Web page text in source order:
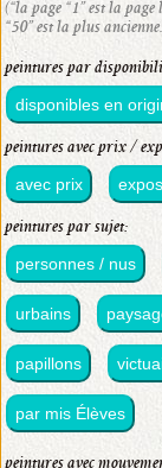
(“la page “1” est la
“50” est la plus
peintures par
disponibles en
peintures avec prix /
avec prix
peintures par sujet:
personnes / nus
urbains
papillons
par mis Élèves
peintures avec